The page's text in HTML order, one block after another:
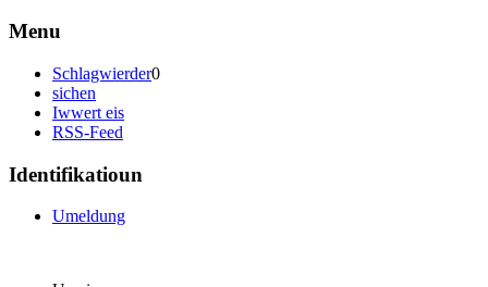
Menu
Schlagwierder0
sichen
Iwwert eis
RSS-Feed
Identifikatioun
Umeldung